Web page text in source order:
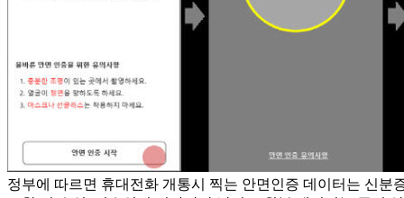
정부에 따르면 휴대전화 개통시 찍는 안면인증 데이터는 신분